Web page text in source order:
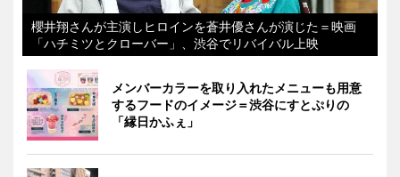
櫻井翔さんが主演しヒロインを蒼井優さんが演じた＝映画
「ハチミツとクローバー」、渋谷でリバイバル上映
メンバーカラーを取り入れたメニューも用意
するフードのイメージ＝渋谷にすとぷりの
「縁日かふぇ」